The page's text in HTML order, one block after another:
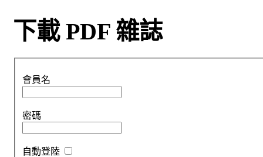
下載 PDF 雜誌
會員名
密碼
自動登陸